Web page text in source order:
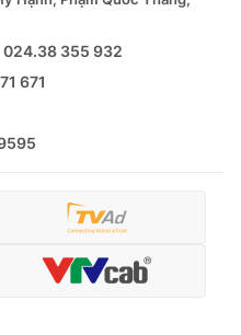
355 932
671